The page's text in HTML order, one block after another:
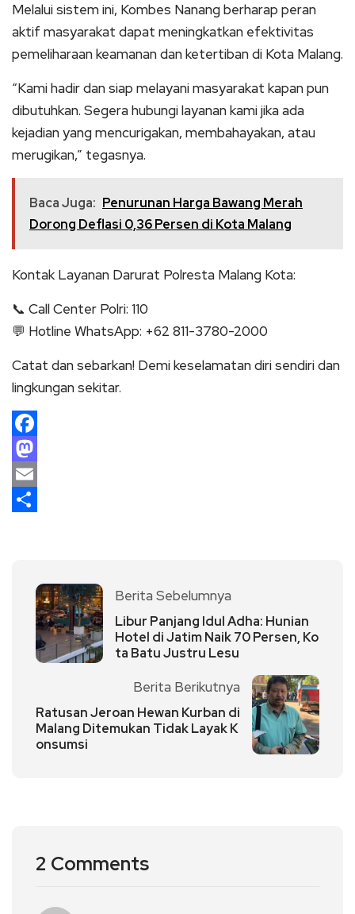
Melalui sistem ini, Kombes Nanang berharap peran
aktif masyarakat dapat meningkatkan efektivitas
pemeliharaan keamanan dan ketertiban di Kota Malang.
“Kami hadir dan siap melayani masyarakat kapan pun
dibutuhkan. Segera hubungi layanan kami jika ada
kejadian yang mencurigakan, membahayakan, atau
merugikan,” tegasnya.
Baca Juga: Penurunan Harga Bawang Merah
Dorong Deflasi 0,36 Persen di Kota Malang
Kontak Layanan Darurat Polresta Malang Kota:
📞 Call Center Polri: 110
💬 Hotline WhatsApp: +62 811-3780-2000
Catat dan sebarkan! Demi keselamatan diri sendiri dan
lingkungan sekitar.
Facebook
Mastodon
Email
Berita Sebelumnya
Libur Panjang Idul Adha: Hunian
Hotel di Jatim Naik 70 Persen, Ko
ta Batu Justru Lesu
Berita Berikutnya
Ratusan Jeroan Hewan Kurban di
Malang Ditemukan Tidak Layak K
onsumsi
2 Comments